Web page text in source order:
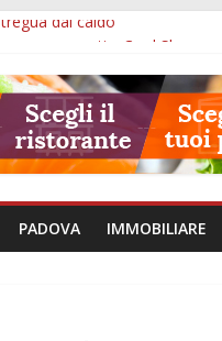
dal caldo
e Polizie locali
e treni
annuale
PADOVA IMMOBILIARE